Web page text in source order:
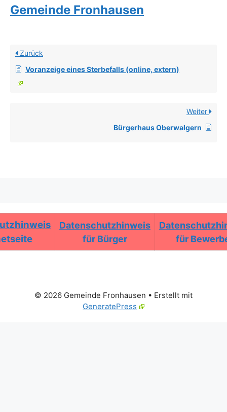
Gemeinde Fronhausen
Zurück
Voranzeige eines Sterbefalls (online, extern)
Weiter
Bürgerhaus Oberwalgern
Datenschutzhinweis
für Bürger
für
© 2026 Gemeinde Fronhausen • Erstellt mit
GeneratePress